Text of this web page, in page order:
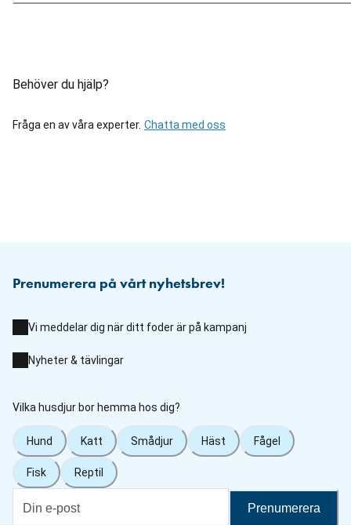
Behöver du hjälp?
Fråga en av våra experter. Chatta med oss
Prenumerera på vårt nyhetsbrev!
Vi meddelar dig när ditt foder är på kampanj
Nyheter & tävlingar
Vilka husdjur bor hemma hos dig?
Hund Katt Smådjur Häst Fågel
Fisk Reptil
Prenumerera